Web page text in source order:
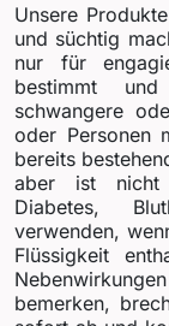
Unsere
und süchtig
nur für
bestimmt
schwangere
oder Personen
bereits
aber ist nicht
Diabetes,
verwenden,
Flüssigkeit
bemerken,